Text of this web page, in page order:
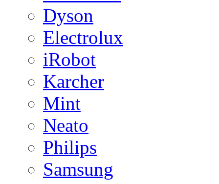
Dyson
Electrolux
iRobot
Karcher
Mint
Neato
Philips
Samsung